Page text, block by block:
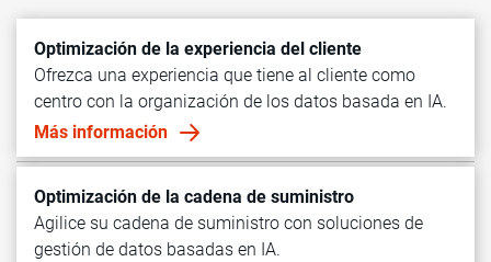
Optimización de la experiencia del cliente
Ofrezca una experiencia que tiene al cliente como
centro con la organización de los datos basada en IA.
Más información
Optimización de la cadena de suministro
Agilice su cadena de suministro con soluciones de
gestión de datos basadas en IA.